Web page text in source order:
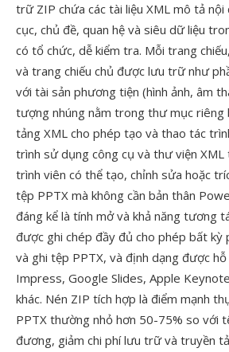
trữ ZIP chứa các tài liệu XML mô tả
cục, chủ đề, quan hệ và siêu dữ liệu
có tổ chức, dễ kiểm tra. Mỗi trang
và trang chiếu chủ được lưu trữ như
với tài sản phương tiện (hình ảnh, âm
tượng nhúng nằm trong thư mục riêng
tảng XML cho phép tạo và thao tác
trình sử dụng công cụ và thư viện
trình viên có thể tạo, chỉnh sửa hoặc
tệp PPTX mà không cần bản thân
đáng kể là tính mở và khả năng tương
được ghi chép đầy đủ cho phép bất kỳ
và ghi tệp PPTX, và định dạng được
Impress, Google Slides, Apple
khác. Nén ZIP tích hợp là điểm mạnh
PPTX thường nhỏ hơn 50-75% so với
đương, giảm chi phí lưu trữ và truyền